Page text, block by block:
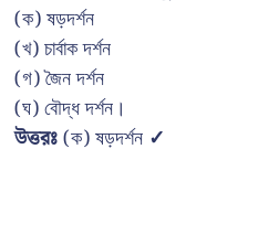
(ক) ষড়দর্শন
(খ) চার্বাক দর্শন
(গ) জৈন দর্শন
(ঘ) বৌদ্ধ দর্শন।
উত্তরঃ(ক) ষড়দর্শন ✓